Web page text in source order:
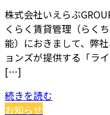
株式会社いえらぶ
くらく賃貸管理（らく
能）におきまして、弊
ョンズが提供する「ラ
[…]
続きを読む
お知らせ